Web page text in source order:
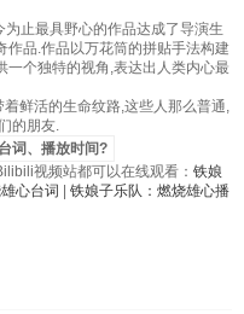
为止最具野心的作品达成了导演生
作品.作品以万花筒的拼贴手法构建
一个独特的视角,表达出人类内心最
鲜活的生命纹路,这些人那么普通,
的朋友.
词、播放时间?
视频站都可以在线观看： 铁娘
心台词
铁娘子乐队：燃烧雄心播